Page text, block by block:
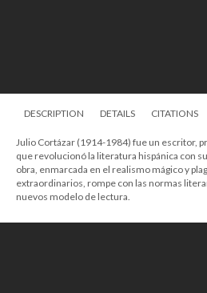
DESCRIPTION DETAILS CITATIONS
Julio Cortázar (1914-1984) fue un escritor,
que revolucionó la literatura hispánica con
obra, enmarcada en el realismo mágico y
extraordinarios, rompe con las normas
nuevos modelo de lectura.